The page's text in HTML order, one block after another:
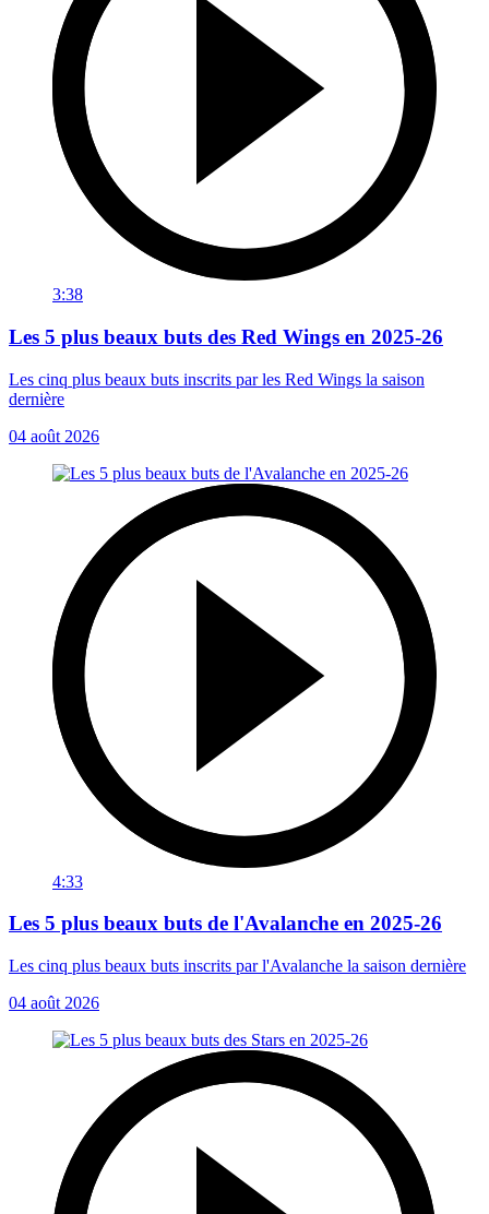
3:38
Les 5 plus beaux buts des Red Wings en 2025-26
Les cinq plus beaux buts inscrits par les Red Wings la saison
dernière
04 août 2026
4:33
Les 5 plus beaux buts de l'Avalanche en 2025-26
Les cinq plus beaux buts inscrits par l'Avalanche la saison dernière
04 août 2026